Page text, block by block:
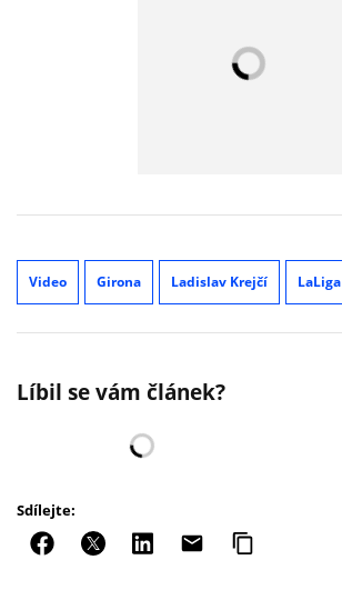
Video Girona Ladislav Krejčí LaLiga
Líbil se vám článek?
Sdílejte: